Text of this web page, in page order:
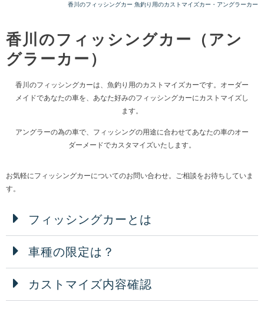
香川のフィッシングカー 魚釣り用のカストマイズカー・アングラーカー
香川のフィッシングカー（アン
グラーカー）
香川のフィッシングカーは、魚釣り用のカストマイズカーです。オーダー
メイドであなたの車を、あなた好みのフィッシングカーにカストマイズし
ます。
アングラーの為の車で、フィッシングの用途に合わせてあなたの車のオー
ダーメードでカスタマイズいたします。
お気軽にフィッシングカーについてのお問い合わせ。ご相談をお待ちしていま
す。
フィッシングカーとは
車種の限定は？
カストマイズ内容確認